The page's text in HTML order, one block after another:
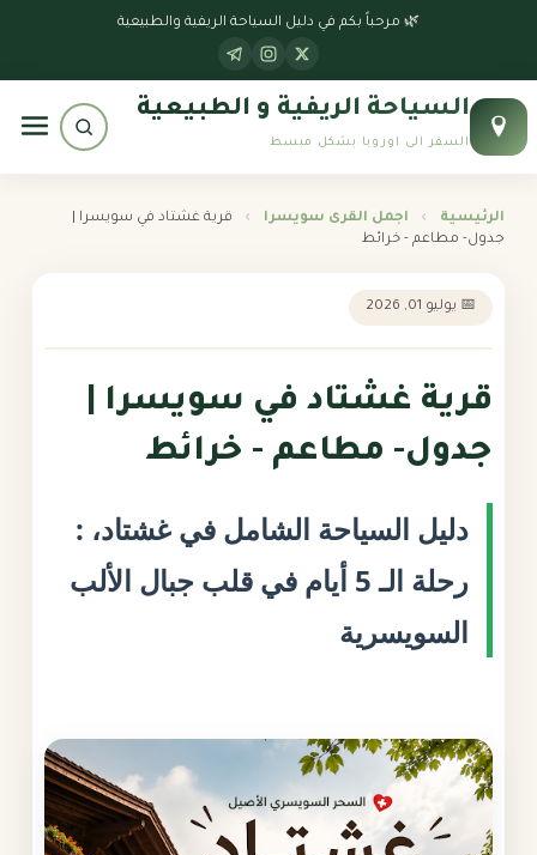
🌿 مرحباً بكم في دليل السياحة الريفية والطبيعية
السياحة الريفية و الطبيعية
السفر الى اوروبا بشكل مبسط
جداول سياحية
بوابة النمسا
بوابة سويسرا
الرئيسية › اجمل القرى سويسرا ›
قرية غشتاد في سويسرا |
جدول- مطاعم - خرائط
📅 يوليو 01, 2026
قرية غشتاد في سويسرا |
جدول- مطاعم - خرائط
دليل السياحة الشامل في غشتاد، :
رحلة الـ 5 أيام في قلب جبال الألب
السويسرية